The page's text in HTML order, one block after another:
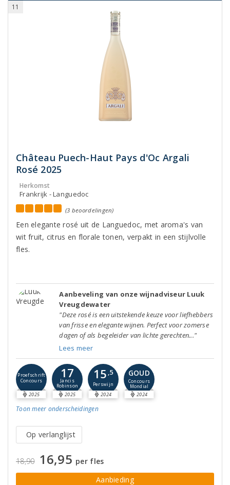
11
Château Puech-Haut Pays d'Oc Argali
Rosé 2025
Herkomst
Frankrijk - Languedoc
(3 beoordelingen)
Een elegante rosé uit de Languedoc, met aroma's van
wit fruit, citrus en florale tonen, verpakt in een stijlvolle
fles.
Aanbeveling van onze wijnadviseur Luuk
Vreugdewater
"Deze rosé is een uitstekende keuze voor liefhebbers
van frisse en elegante wijnen. Perfect voor zomerse
dagen of als begeleider van lichte gerechten..."
Lees meer
Proefschrift
Concours
2025
17
Jancis
Robinson
2025
15 ,5
Perswijn
2024
GOUD
Concours
Mondial
2024
Toon meer onderscheidingen
Op verlanglijst
18,90 16,95 per fles
Aanbieding